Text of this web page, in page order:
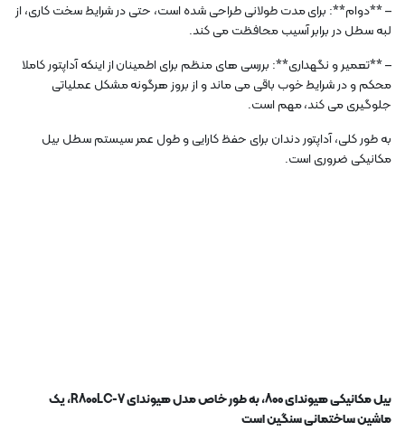
– **دوام**: برای مدت طولانی طراحی شده است، حتی در شرایط سخت کاری، از
لبه سطل در برابر آسیب محافظت می کند.
– **تعمیر و نگهداری**: بررسی های منظم برای اطمینان از اینکه آداپتور کاملا
محکم و در شرایط خوب باقی می ماند و از بروز هرگونه مشکل عملیاتی
جلوگیری می کند، مهم است.
به طور کلی، آداپتور دندان برای حفظ کارایی و طول عمر سیستم سطل بیل
مکانیکی ضروری است.
بیل مکانیکی هیوندای 800، به طور خاص مدل هیوندای R800LC-7، یک
ماشین ساختمانی سنگین است